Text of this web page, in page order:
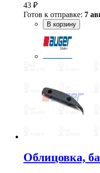
43 ₽
Готов к отправке: 7
В корзину
Облицовка,